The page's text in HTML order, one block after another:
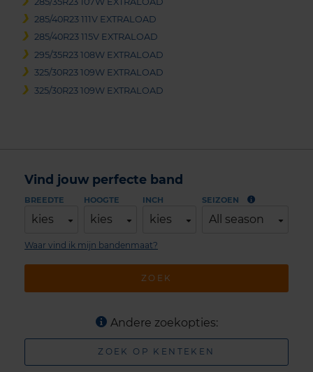
285/40R23 111V EXTRALOAD
285/40R23 115V EXTRALOAD
295/35R23 108W EXTRALOAD
325/30R23 109W EXTRALOAD
325/30R23 109W EXTRALOAD
Vind jouw perfecte band
BREEDTE
kies
HOOGTE
kies
INCH
kies
SEIZOEN
All season
ZOEK
Waar vind ik mijn bandenmaat?
Andere zoekopties:
ZOEK OP KENTEKEN